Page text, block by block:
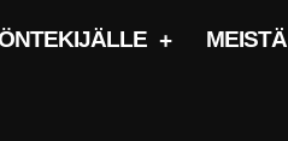
MEISTÄ